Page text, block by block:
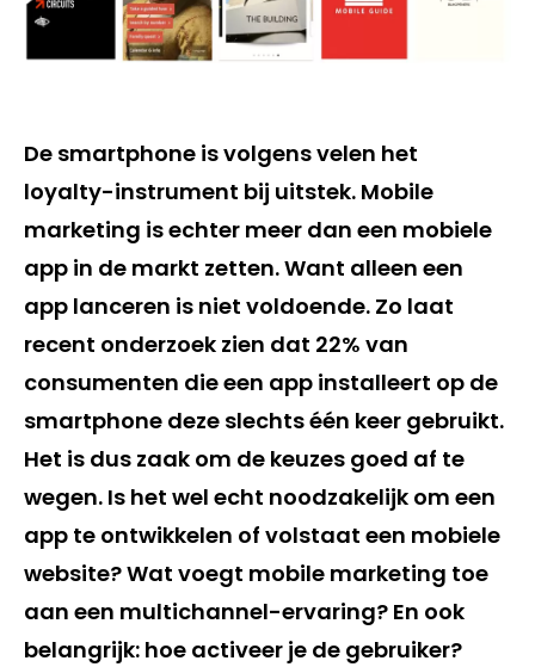
De smartphone is volgens velen het
loyalty-instrument bij uitstek. Mobile
marketing is echter meer dan een mobiele
app in de markt zetten. Want alleen een
app lanceren is niet voldoende. Zo laat
recent onderzoek zien dat 22% van
consumenten die een app installeert op de
smartphone deze slechts één keer gebruikt.
Het is dus zaak om de keuzes goed af te
wegen. Is het wel echt noodzakelijk om een
app te ontwikkelen of volstaat een mobiele
website? Wat voegt mobile marketing toe
aan een multichannel-ervaring? En ook
belangrijk: hoe activeer je de gebruiker?